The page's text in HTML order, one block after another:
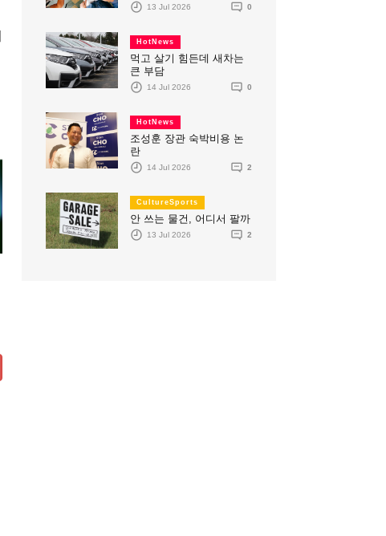
13 Jul 2026 0
HotNews
먹고 살기 힘든데 새차는
큰 부담
14 Jul 2026 0
HotNews
조성훈 장관 숙박비용 논
란
14 Jul 2026 2
CultureSports
안 쓰는 물건, 어디서 팔까
13 Jul 2026 2